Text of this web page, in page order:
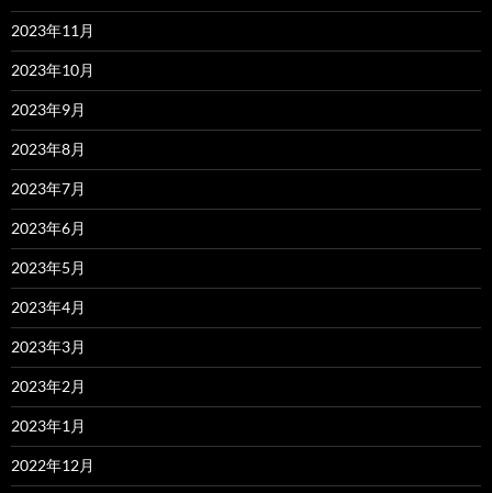
2023年11月
2023年10月
2023年9月
2023年8月
2023年7月
2023年6月
2023年5月
2023年4月
2023年3月
2023年2月
2023年1月
2022年12月